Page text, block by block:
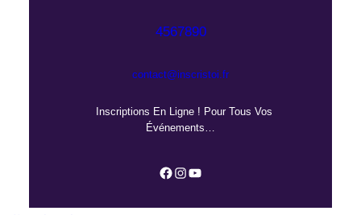
4567890
contact@inscristoi.fr
Inscriptions En Ligne ! Pour Tous Vos
Événements…
Facebook Instagram YouTube